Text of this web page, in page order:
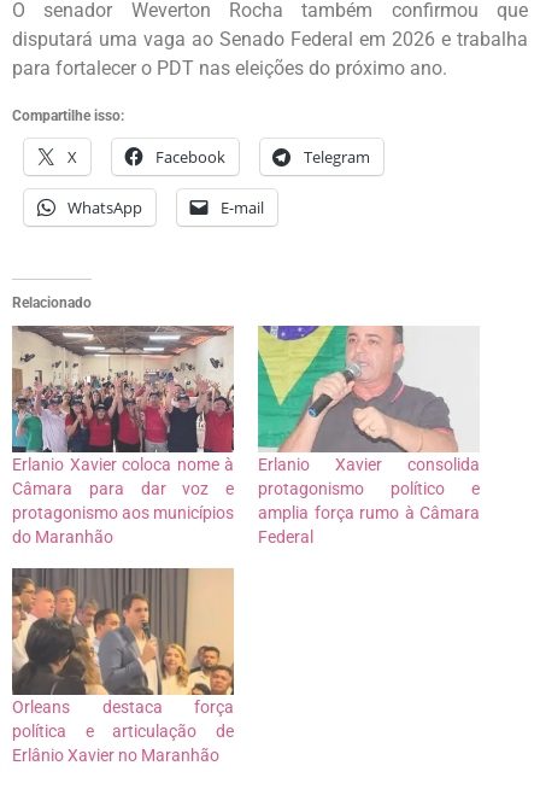
O senador Weverton Rocha também confirmou que
disputará uma vaga ao Senado Federal em 2026 e trabalha
para fortalecer o PDT nas eleições do próximo ano.
Compartilhe isso:
X Facebook Telegram
WhatsApp E-mail
Relacionado
Erlanio Xavier coloca nome à
Câmara para dar voz e
protagonismo aos municípios
do Maranhão
Erlanio Xavier consolida
protagonismo político e
amplia força rumo à Câmara
Federal
Orleans destaca força
política e articulação de
Erlânio Xavier no Maranhão